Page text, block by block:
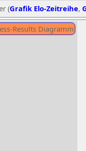
(Grafik Elo-Zeitreihe,